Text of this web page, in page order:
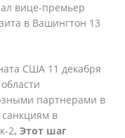
вице-премьер
в Вашингтон 13
США 11 декабря
партнерами в
в
2. Этот шаг